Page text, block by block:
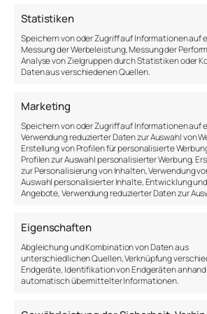
Statistiken
Speichern von oder Zugriff auf Informationen auf
Messung der Werbeleistung, Messung der
Analyse von Zielgruppen durch Statistiken oder
Daten aus verschiedenen Quellen.
Marketing
Speichern von oder Zugriff auf Informationen auf
Verwendung reduzierter Daten zur Auswahl von
Erstellung von Profilen für personalisierte
Profilen zur Auswahl personalisierter Werbung,
zur Personalisierung von Inhalten, Verwendung
Auswahl personalisierter Inhalte, Entwicklung
Angebote, Verwendung reduzierter Daten zur
Eigenschaften
Abgleichung und Kombination von Daten aus
unterschiedlichen Quellen, Verknüpfung
Endgeräte, Identifikation von Endgeräten anhand
automatisch übermittelter Informationen.
Leader, die einen idealisierten
werden. Meistens sind sie
nacheifern möchte. Mit großer
verfolgen sie Ziele, haben eine
können. Solche Leader sind in
Team für schwierige Aufgaben
Inspirational
|
motivierenden Worten sind die
in der Lage, die Kräfte ihres
mobilisieren und zu steigern. Sie